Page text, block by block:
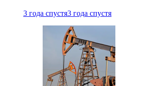
3 года спустя3 года спустя